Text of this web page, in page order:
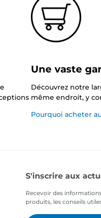
Une vaste
Découvrez notre
même endroit, y
Pourquoi acheter
S'inscrire aux
Recevoir des
produits, les conseils